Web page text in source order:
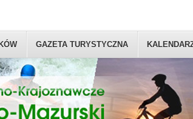
GAZETA TURYSTYCZNA